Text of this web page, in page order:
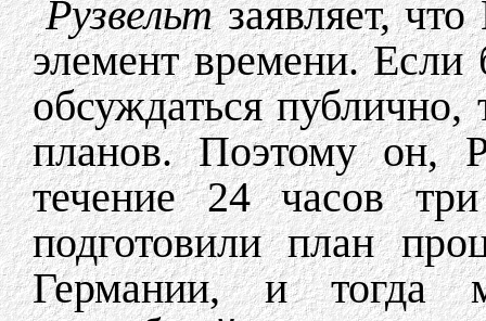
Рузвельтзаявляет,
элемент времени. Если
обсуждаться
планов. Поэтому он,
течение 24 часов
подготовили план
Германии, и тогда